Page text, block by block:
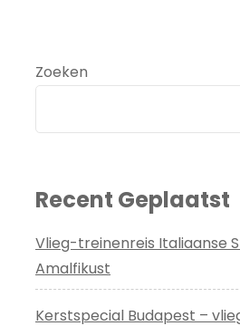
Zoeken
Recent Geplaatst
Vlieg-treinenreis Italiaanse
Amalfikust
Kerstspecial Budapest –